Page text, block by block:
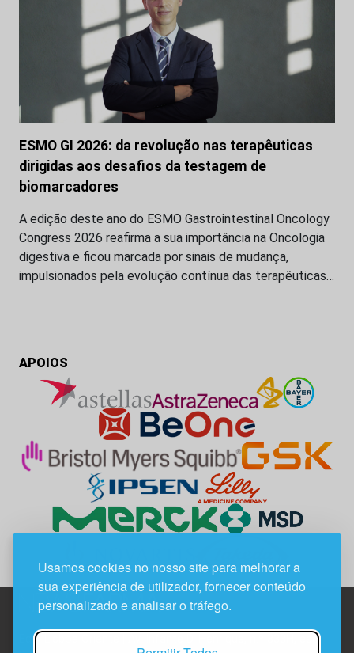
Usamos cookies no nosso site para melhorar a
sua experiência de utilizador, fornecer conteúdo
personalizado e analisar o tráfego.
ESMO GI 2026: da revolução nas terapêuticas
dirigidas aos desafios da testagem de
biomarcadores
A edição deste ano do ESMO Gastrointestinal Oncology
Congress 2026 reafirma a sua importância na Oncologia
digestiva e ficou marcada por sinais de mudança,
impulsionados pela evolução contínua das terapêuticas…
APOIOS
Edif. Lisboa Oriente | Av. Infante D. Henrique, n.º 333H, esc.